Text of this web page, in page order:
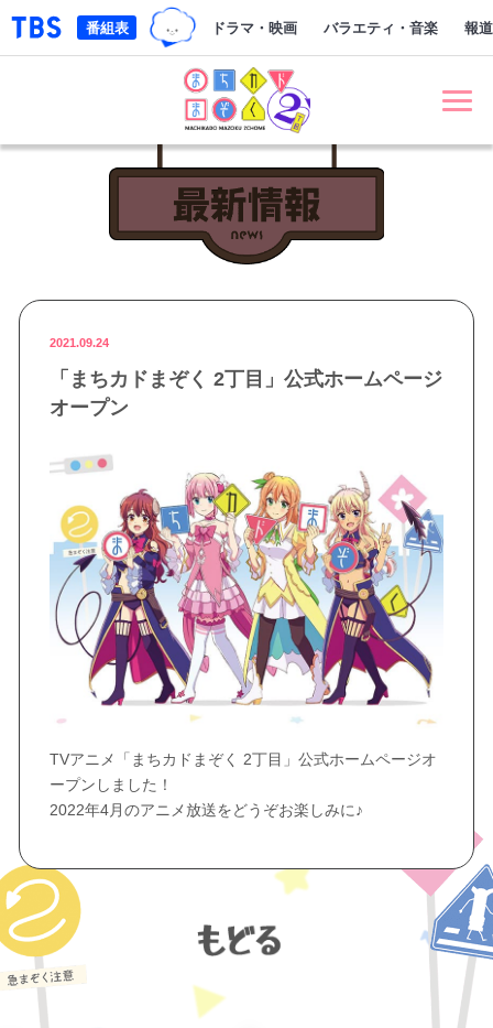
「TBSテレビ｜ときめくときを。」トップページ
TBSグループキャラクター『ワクテ
ドラマ・映画 バラエティ・音楽 報
番組表
最新情報
2021.09.24
「まちカドまぞく 2丁目」公式ホームページ
オープン
TVアニメ「まちカドまぞく 2丁目」公式ホームページオ
ープンしました！
2022年4月のアニメ放送をどうぞお楽しみに♪